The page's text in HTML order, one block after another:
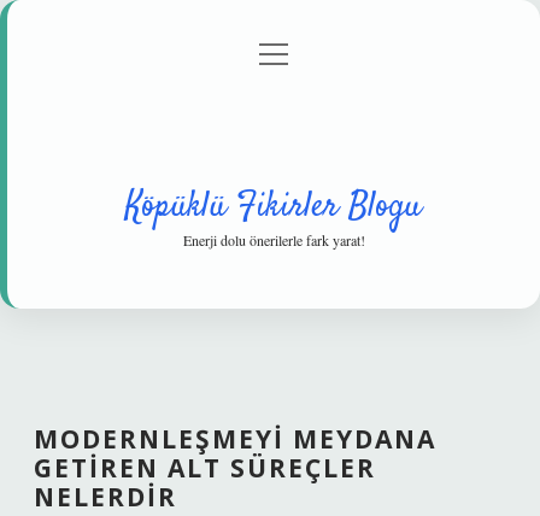
Gizlilik Politikası
menüyü
Köpüklü Fikirler Blogu
Enerji dolu önerilerle fark yarat!
MODERNLEŞMEYI MEYDANA
GETIREN ALT SÜREÇLER
NELERDIR